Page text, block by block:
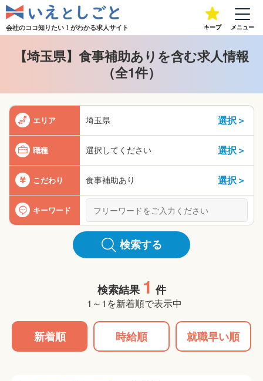
会社のココ知りたい！がわかる求人サイト キープ メニュー
【埼玉県】食事補助ありを含む求人情報
（全1件）
エリア 埼玉県 選択＞
職種 選択してください 選択＞
こだわり 食事補助あり 選択＞
キーワード
検索する
検索結果 1 件
1～1を新着順で表示中
新着順 時給順 就職早い順